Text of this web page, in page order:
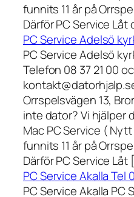
funnits 11 år på
Därför PC Service Låt
PC Service Adelsö
PC Service Adelsö
Telefon 08 37 21 00
Orrspelsvägen 13,
inte dator? Vi hjälper
Mac PC Service (
funnits 11 år på
Därför PC Service Låt
PC Service Akalla Tel
PC Service Akalla PC